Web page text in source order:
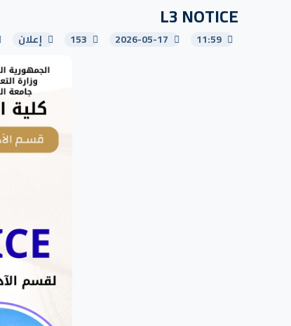
L3 NOTICE
11:59
2026-05-17
153 إعلان